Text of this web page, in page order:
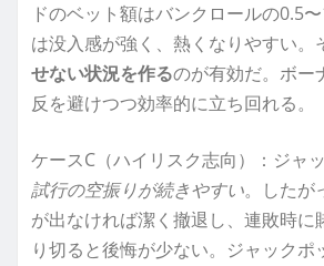
ドのベット額はバンクロールの0.5〜
は没入感が強く、熱くなりやすい。
せない状況を作るのが有効だ。ボー
反を避けつつ効率的に立ち回れる。
ケースC（ハイリスク志向）：ジャ
試行の空振りが続きやすい。したが
が出なければ潔く撤退し、連敗時に
り切ると後悔が少ない。ジャック